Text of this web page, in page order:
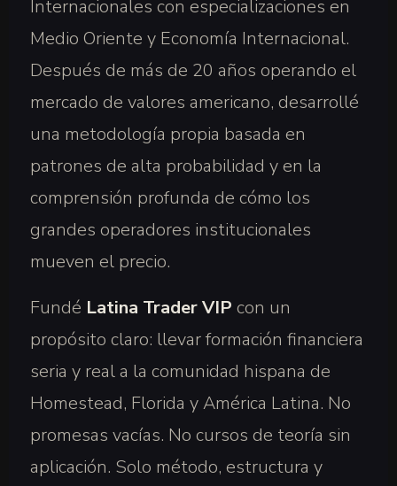
Internacionales con especializaciones en
Medio Oriente y Economía Internacional.
Después de más de 20 años operando el
mercado de valores americano, desarrollé
una metodología propia basada en
patrones de alta probabilidad y en la
comprensión profunda de cómo los
grandes operadores institucionales
mueven el precio.
Fundé Latina Trader VIP con un
propósito claro: llevar formación financiera
seria y real a la comunidad hispana de
Homestead, Florida y América Latina. No
promesas vacías. No cursos de teoría sin
aplicación. Solo método, estructura y